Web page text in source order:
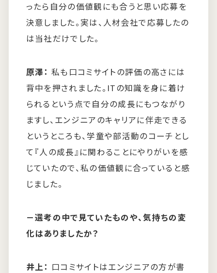
ったら自分の価値観にも合うと思い応募を
決意しました。実は、人材会社で応募したの
は当社だけでした。
原澤： 私も口コミサイトの評価の高さには
背中を押されました。ITの知識を身に着け
られるという点で自分の成長にもつながり
ますし、エンジニアのキャリアに伴走できる
というところも、学童や部活動のコーチとし
て『人の成長』に関わることにやりがいを感
じていたので、私の価値観に合っていると感
じました。
－選考の中で見ていたものや、気持ちの変
化はありましたか？
井上： 口コミサイトはエンジニアの方が書